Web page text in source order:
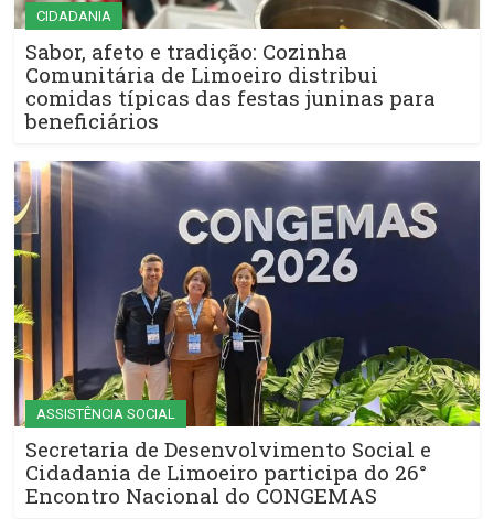
CIDADANIA
Sabor, afeto e tradição: Cozinha
Comunitária de Limoeiro distribui
comidas típicas das festas juninas para
beneficiários
ASSISTÊNCIA SOCIAL
Secretaria de Desenvolvimento Social e
Cidadania de Limoeiro participa do 26°
Encontro Nacional do CONGEMAS